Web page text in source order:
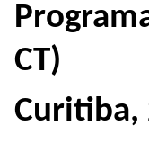
CT)
Curitiba,